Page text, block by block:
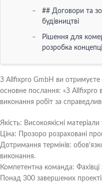
## Договори та
будівництві
Рішення для
розробка
# Оцінка вимог
## Аналіз
## Підготовка
## Інноваційний
## Сталий
# Від планування
З Allfixpro GmbH ви отримуєте
основне послання: «З Allfixpro
виконання робіт за
Якість: Високоякісні
Ціна: Прозоро розраховані
Дотримання термінів:
виконання.
Компетентна команда:
Понад 300 завершених